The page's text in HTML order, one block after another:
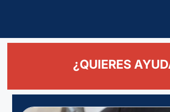
¿QUIERES